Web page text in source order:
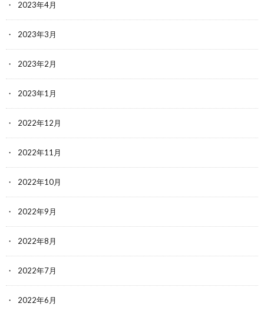
2023年4月
2023年3月
2023年2月
2023年1月
2022年12月
2022年11月
2022年10月
2022年9月
2022年8月
2022年7月
2022年6月